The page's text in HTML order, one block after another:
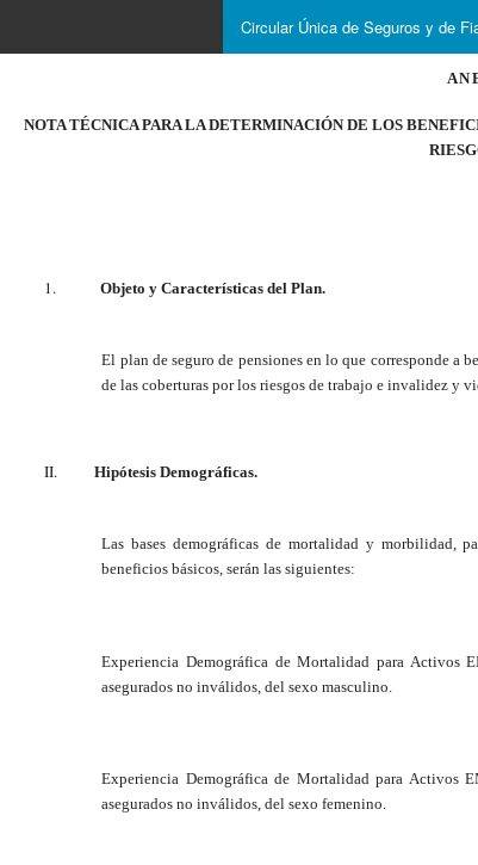
Circular Única de Seguros y de
NOTA TÉCNICA PARA LA DETERMINACIÓN DE LOS
Objeto y Características del Plan.
El plan de seguro de pensiones en lo que corresponde a
de las coberturas por los riesgos de trabajo e invalidez y
Hipótesis Demográficas.
Las bases demográficas de mortalidad y morbilidad,
beneficios básicos, serán las siguientes:
Experiencia Demográfica de Mortalidad para Activos
asegurados no inválidos, del sexo masculino.
Experiencia Demográfica de Mortalidad para Activos
asegurados no inválidos, del sexo femenino.